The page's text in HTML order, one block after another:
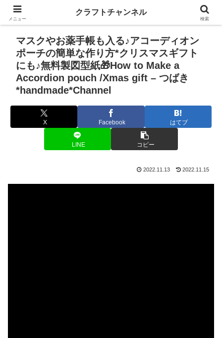
マスクやお薬手帳も入る♪アコーディオン
ポーチの簡単な作り方*クリスマスギフト
にも♪無料製図型紙🎁How to Make a
Accordion pouch /Xmas gift – つばき
*handmade*Channel
X Facebook はてブ
LINE コピー
2022.11.13 2022.11.15
メニュー
クラフトチャンネル
検索